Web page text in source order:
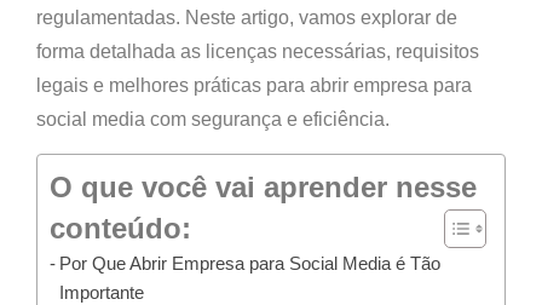
regulamentadas. Neste artigo, vamos explorar de
forma detalhada as licenças necessárias, requisitos
legais e melhores práticas para abrir empresa para
social media com segurança e eficiência.
O que você vai aprender nesse
conteúdo:
Por Que Abrir Empresa para Social Media é Tão
Importante